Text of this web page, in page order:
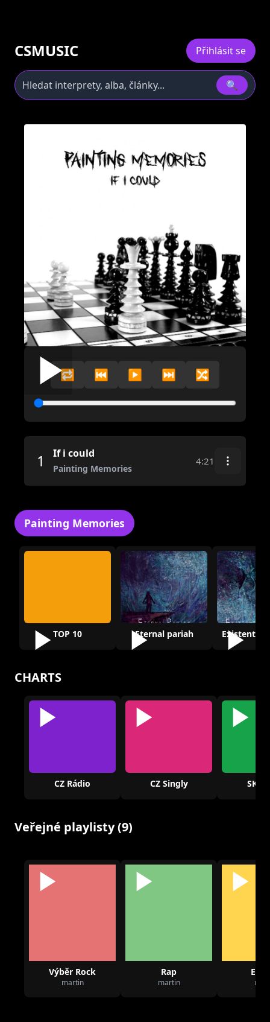
CSMUSIC Přihlásit se
🔍
🔁 ⏮️ ▶️ ⏭️ 🔀
1 If i could
Painting Memories
4:21
Painting Memories
TOP 10 Eternal pariah
CHARTS
CZ Rádio CZ Singly SK
Veřejné playlisty (9)
Výběr Rock
martin
Rap
martin